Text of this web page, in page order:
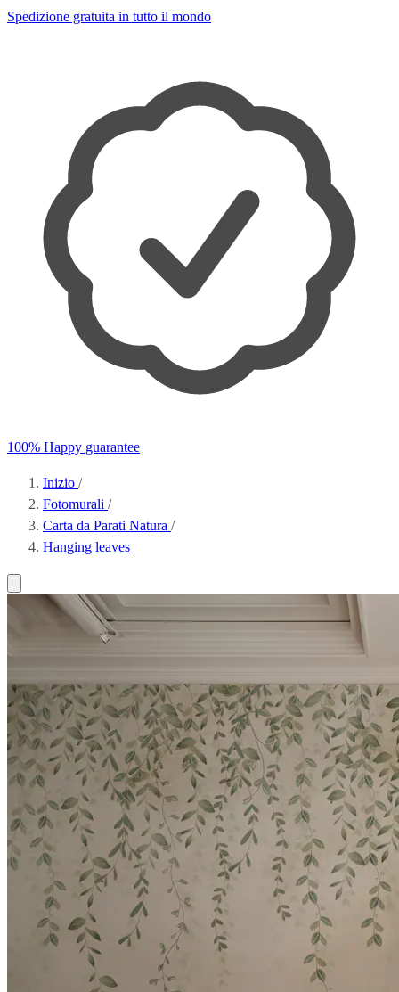
Spedizione gratuita in tutto il mondo
100% Happy guarantee
Inizio /
Fotomurali /
Carta da Parati Natura /
Hanging leaves